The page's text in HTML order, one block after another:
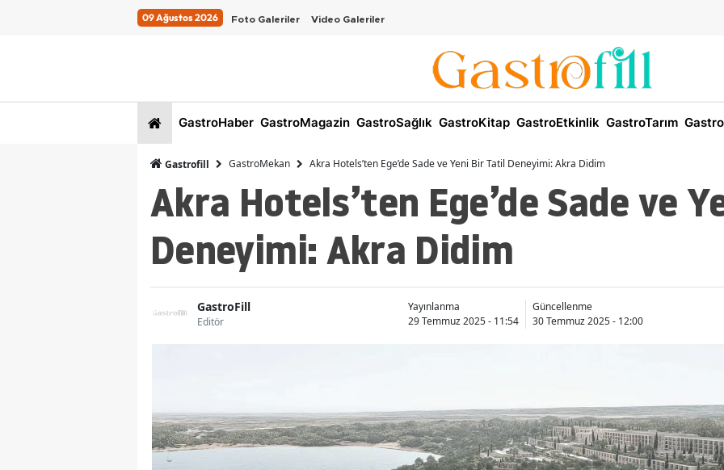
09 Ağustos 2026 Foto Galeriler Video Galeriler
GastroHaber GastroMagazin GastroSağlık GastroKitap GastroEtkinlik GastroTarım
Gastrofill GastroMekan Akra Hotels’ten Ege’de Sade ve Yeni Bir Tatil Deneyimi: Akra Didim
Akra Hotels’ten Ege’de Sade ve
Deneyimi: Akra Didim
GastroFill
Editör
Yayınlanma
29 Temmuz 2025 - 11:54
Güncellenme
30 Temmuz 2025 - 12:00